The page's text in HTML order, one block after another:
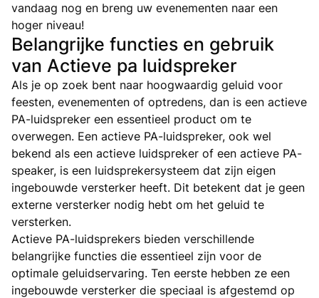
vandaag nog en breng uw evenementen naar een
hoger niveau!
Belangrijke functies en gebruik
van Actieve pa luidspreker
Als je op zoek bent naar hoogwaardig geluid voor
feesten, evenementen of optredens, dan is een actieve
PA-luidspreker een essentieel product om te
overwegen. Een actieve PA-luidspreker, ook wel
bekend als een actieve luidspreker of een actieve PA-
speaker, is een luidsprekersysteem dat zijn eigen
ingebouwde versterker heeft. Dit betekent dat je geen
externe versterker nodig hebt om het geluid te
versterken.
Actieve PA-luidsprekers bieden verschillende
belangrijke functies die essentieel zijn voor de
optimale geluidservaring. Ten eerste hebben ze een
ingebouwde versterker die speciaal is afgestemd op